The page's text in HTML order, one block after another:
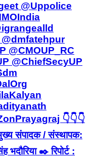
@Uppolice
@CMOUP_RC
@ChiefSecyUP
👇👇👇
मुख्य संपादक / संस्थापक:
भदौरिया ✒️ रिपोर्ट :